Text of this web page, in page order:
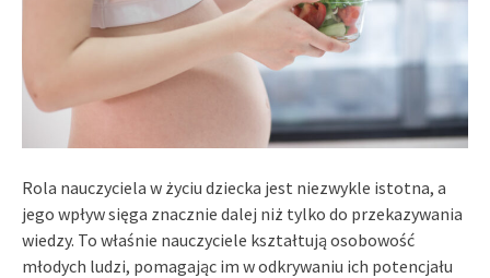
Rola nauczyciela w życiu dziecka jest niezwykle istotna, a
jego wpływ sięga znacznie dalej niż tylko do przekazywania
wiedzy. To właśnie nauczyciele kształtują osobowość
młodych ludzi, pomagając im w odkrywaniu ich potencjału